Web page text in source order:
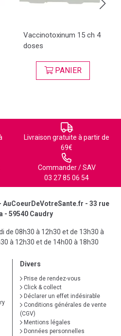
Vaccinotoxinum 15 ch 4
doses
PANIER
Livraison gratuite à partir de
69€
Commander / SAV
03 27 85 06 54
AuCoeurDeVotreSante.fr - 33 rue
- 59540 Caudry
de 08h30 à 12h30 et de 13h30 à
à 12h30 et de 14h00 à 18h30
Divers
Prise de rendez-vous
Click & collect
Déclarer un effet indésirable
Conditions générales de vente
(CGV)
Mentions légales
Données personnelles